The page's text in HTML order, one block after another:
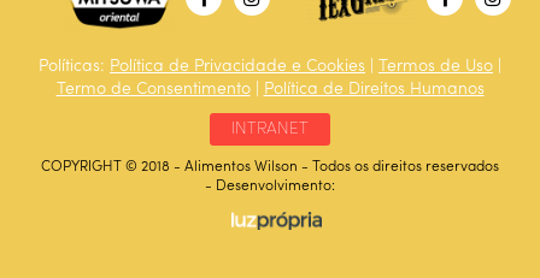
Políticas: Política de Privacidade e Cookies Termos de Uso
Termo de Consentimento| Política de Direitos Humanos
INTRANET
COPYRIGHT © 2018 - Alimentos Wilson - Todos os direitos reservados
- Desenvolvimento: